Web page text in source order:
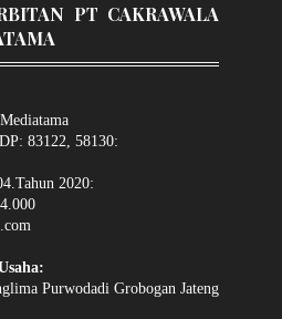
PT CAKRAWALA
83122, 58130:
2020:
Purwodadi Grobogan Jateng